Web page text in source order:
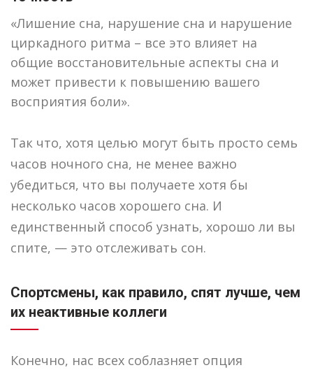
«Лишение сна, нарушение сна и нарушение
циркадного ритма – все это влияет на
общие восстановительные аспекты сна и
может привести к повышению вашего
восприятия боли».
Так что, хотя целью могут быть просто семь
часов ночного сна, не менее важно
убедиться, что вы получаете хотя бы
несколько часов хорошего сна. И
единственный способ узнать, хорошо ли вы
спите, — это отслеживать сон.
Спортсмены, как правило, спят лучше, чем
их неактивные коллеги
Конечно, нас всех соблазняет опция